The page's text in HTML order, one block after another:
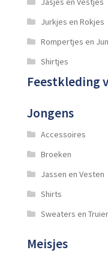
Jurkjes en Rokjes
Rompertjes en
Shirtjes
Feestkleding
Jongens
Accessoires
Broeken
Jassen en Vesten
Shirts
Sweaters en
Meisjes